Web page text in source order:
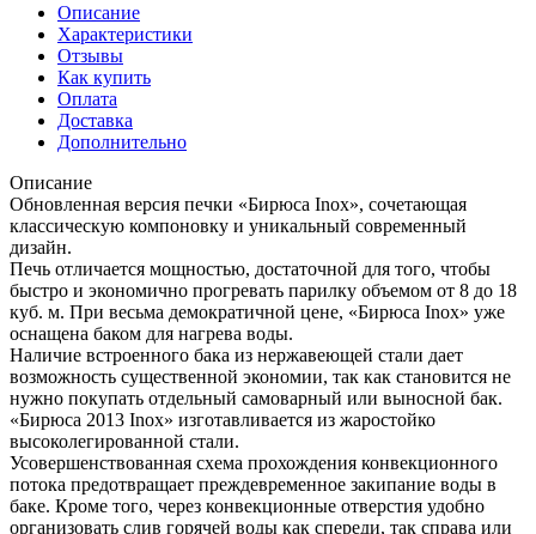
Описание
Характеристики
Отзывы
Как купить
Оплата
Доставка
Дополнительно
Описание
Обновленная версия печки «Бирюса Inox», сочетающая
классическую компоновку и уникальный современный
дизайн.
Печь отличается мощностью, достаточной для того, чтобы
быстро и экономично прогревать парилку объемом от 8 до 18
куб. м. При весьма демократичной цене, «Бирюса Inox» уже
оснащена баком для нагрева воды.
Наличие встроенного бака из нержавеющей стали дает
возможность существенной экономии, так как становится не
нужно покупать отдельный самоварный или выносной бак.
«Бирюса 2013 Inox» изготавливается из жаростойко
высоколегированной стали.
Усовершенствованная схема прохождения конвекционного
потока предотвращает преждевременное закипание воды в
баке. Кроме того, через конвекционные отверстия удобно
организовать слив горячей воды как спереди, так справа или